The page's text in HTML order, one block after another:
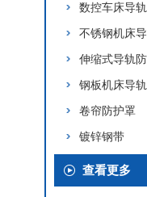
数控车床导
不锈钢机床
伸缩式导轨
钢板机床导
卷帘防护罩
镀锌钢带
查看更多